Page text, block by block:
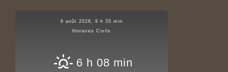
6 août 2026, 9 h 35 min
Horaires Civils
6 h 08 min